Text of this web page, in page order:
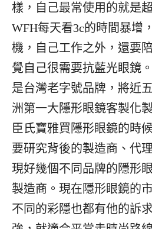
樣，自己最常使用的就是
WFH每天看3c的時間暴增
機，自己工作之外，還要
覺自己很需要抗藍光眼鏡
是台灣老字號品牌，將近
洲第一大隱形眼鏡客製化
臣氏寶雅買隱形眼鏡的時
要研究背後的製造商、代
現好幾個不同品牌的隱形
製造商。現在隱形眼鏡的
不同的彩隱也都有他的訴